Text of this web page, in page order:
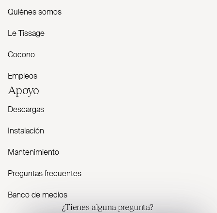
Quiénes somos
Le Tissage
Cocono
Empleos
Apoyo
Descargas
Instalación
Mantenimiento
Preguntas frecuentes
Banco de medios
¿Tienes alguna pregunta?